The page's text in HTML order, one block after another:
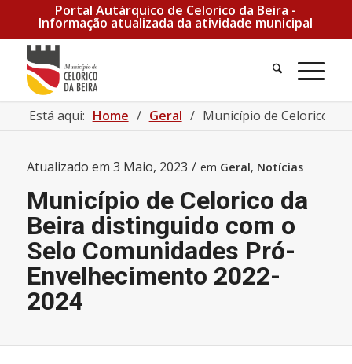
Portal Autárquico de Celorico da Beira -
Informação atualizada da atividade municipal
Pesquisa
Está aqui: Home / Geral / Município de Celorico da
Atualizado em 3 Maio, 2023 / em Geral, Notícias
Município de Celorico da
Beira distinguido com o
Selo Comunidades Pró-
Envelhecimento 2022-
2024